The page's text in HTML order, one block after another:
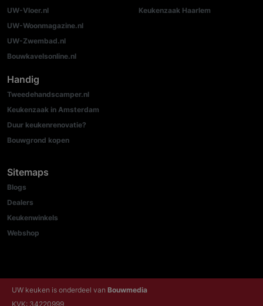
UW-Vloer.nl
UW-Woonmagazine.nl
UW-Zwembad.nl
Bouwkavelsonline.nl
Keukenzaak Haarlem
Handig
Tweedehandscamper.nl
Keukenzaak in Amsterdam
Duur keukenrenovatie?
Bouwgrond kopen
Sitemaps
Blogs
Dealers
Keukenwinkels
Webshop
UW keuken is onderdeel van Bouwmedia
KVK: 34220999